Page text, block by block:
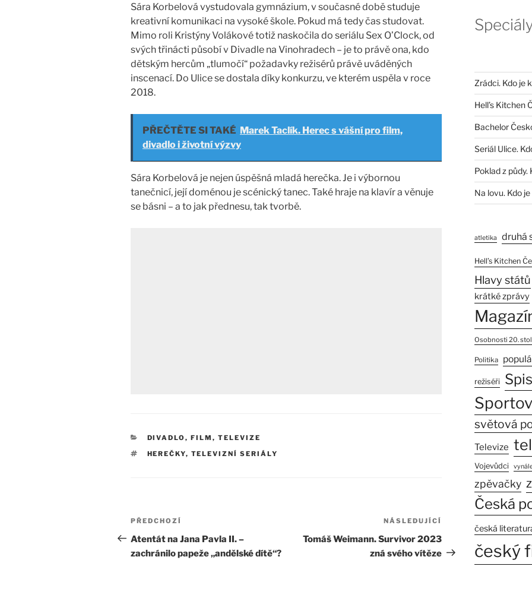
Sára Korbelová vystudovala gymnázium, v současné době studuje
kreativní komunikaci na vysoké škole. Pokud má tedy čas studovat.
Mimo roli Kristýny Volákové totiž naskočila do seriálu Sex O’Clock, od
svých třinácti působí v Divadle na Vinohradech – je to právě ona, kdo
dětským hercům „tlumočí“ požadavky režisérů právě uváděných
inscenací. Do Ulice se dostala díky konkurzu, ve kterém uspěla v roce
2018.
PŘEČTĚTE SI TAKÉ Marek Taclík. Herec s vášní pro film,
divadlo i životní výzvy
Sára Korbelová je nejen úspěšná mladá herečka. Je i výbornou
tanečnicí, její doménou je scénický tanec. Také hraje na klavír a věnuje
se básni – a to jak přednesu, tak tvorbě.
RUBRIKY
DIVADLO, FILM, TELEVIZE
ŠTÍTKY
HEREČKY, TELEVIZNÍ SERIÁLY
Navigace
pro
příspěvek
Předchozí
příspěvek
PŘEDCHOZÍ
Atentát na Jana Pavla II. –
zachránilo papeže „andělské dítě“?
příspěvek
NÁSLEDUJÍCÍ
Tomáš Weimann. Survivor 2023
zná svého vítěze
Zrádci. Kdo je
Hell’s Kitchen
Bachelor
Seriál Ulice.
Poklad z půdy.
Na lovu. Kdo
atletika druhá
Hell’s Kitchen
Hlavy států
krátké zprávy
Osobnosti 20.
Politika
režiséři
světová
Televize
Vojevůdci
zpěvačky
Česká
česká
český